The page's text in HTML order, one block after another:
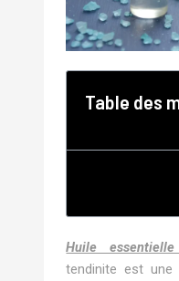
Table des
Huile
tendinite est une